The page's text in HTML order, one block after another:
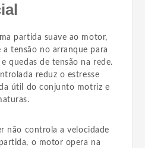
partida suave ao motor,
tensão no arranque para
quedas de tensão na rede.
reduz o estresse
útil do conjunto motriz e
não controla a velocidade
o motor opera na